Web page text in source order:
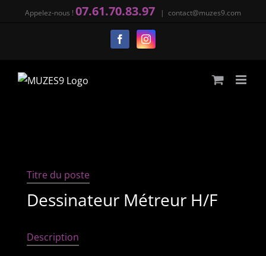
PasserAppelez-nous ! 07.61.70.83.97 | contact@muzes9.com
FacebookInstagram
Titre du poste
Dessinateur Métreur H/F
Description